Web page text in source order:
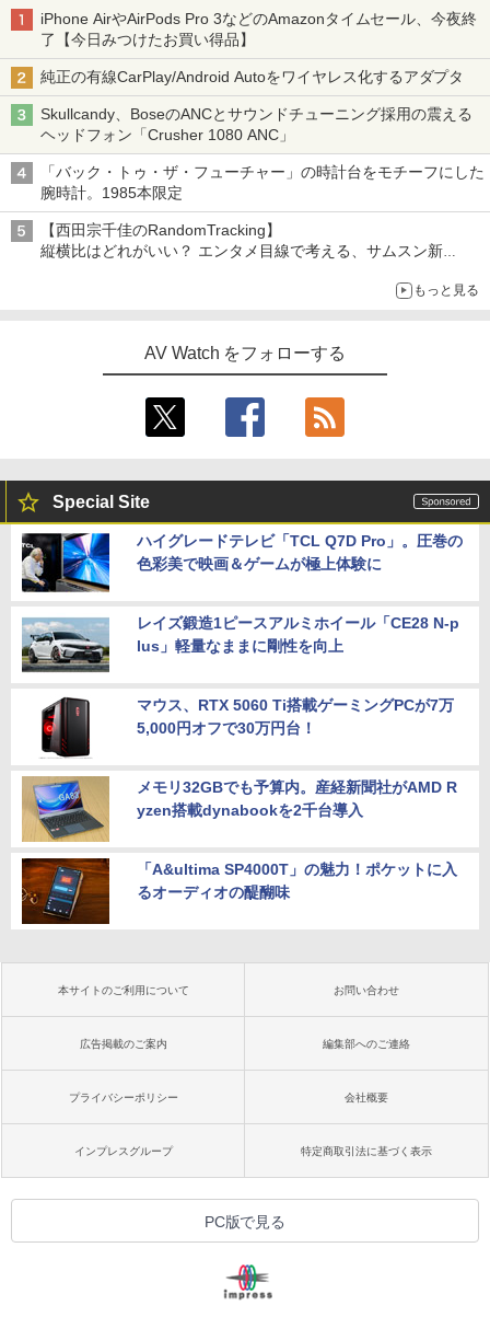
iPhone AirやAirPods Pro 3などのAmazonタイムセール、今夜終
了【今日みつけたお買い得品】
純正の有線CarPlay/Android Autoをワイヤレス化するアダプタ
Skullcandy、BoseのANCとサウンドチューニング採用の震える
ヘッドフォン「Crusher 1080 ANC」
「バック・トゥ・ザ・フューチャー」の時計台をモチーフにした
腕時計。1985本限定
【西田宗千佳のRandomTracking】
縦横比はどれがいい？ エンタメ目線で考える、サムスン新
もっと見る
AV Watch をフォローする
Special Site
ハイグレードテレビ「TCL Q7D Pro」。圧巻の
色彩美で映画＆ゲームが極上体験に
レイズ鍛造1ピースアルミホイール「CE28 N-p
lus」軽量なままに剛性を向上
マウス、RTX 5060 Ti搭載ゲーミングPCが7万
5,000円オフで30万円台！
メモリ32GBでも予算内。産経新聞社がAMD R
yzen搭載dynabookを2千台導入
「A&ultima SP4000T」の魅力！ポケットに入
るオーディオの醍醐味
本サイトのご利用について お問い合わせ
広告掲載のご案内 編集部へのご連絡
プライバシーポリシー 会社概要
インプレスグループ 特定商取引法に基づく表示
PC版で見る